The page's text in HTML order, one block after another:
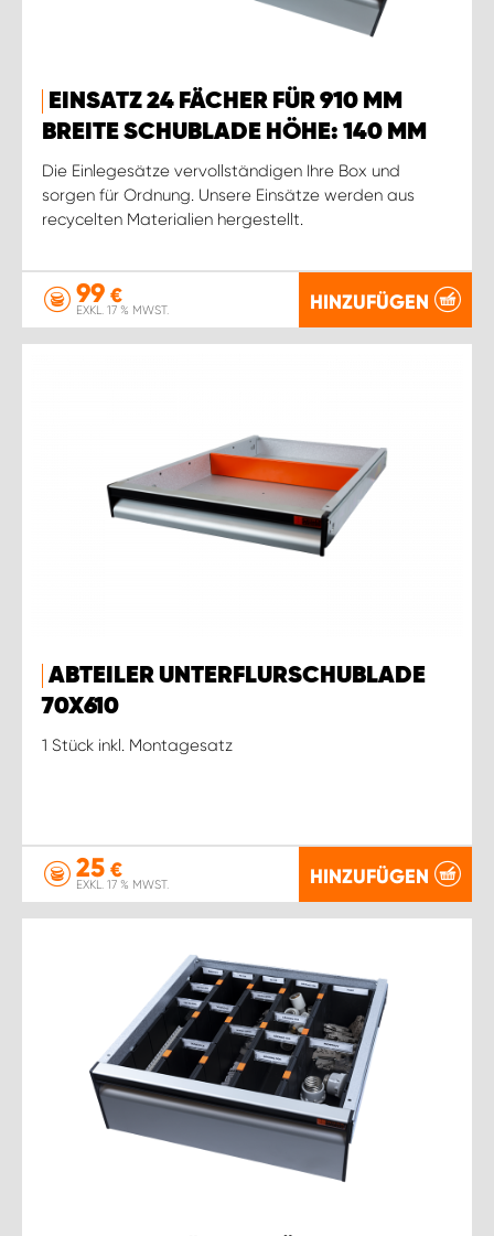
EINSATZ 24 FÄCHER FÜR 910 MM
BREITE SCHUBLADE HÖHE: 140 MM
Die Einlegesätze vervollständigen Ihre Box und
sorgen für Ordnung. Unsere Einsätze werden aus
recycelten Materialien hergestellt.
99 €
EXKL. 17 % MWST. HINZUFÜGEN
ABTEILER UNTERFLURSCHUBLADE
70X610
1 Stück inkl. Montagesatz
25 €
EXKL. 17 % MWST. HINZUFÜGEN